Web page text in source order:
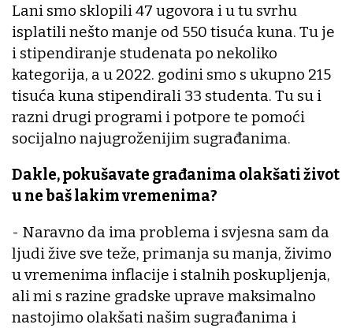
Lani smo sklopili 47 ugovora i u tu svrhu
isplatili nešto manje od 550 tisuća kuna. Tu je
i stipendiranje studenata po nekoliko
kategorija, a u 2022. godini smo s ukupno 215
tisuća kuna stipendirali 33 studenta. Tu su i
razni drugi programi i potpore te pomoći
socijalno najugroženijim sugrađanima.
Dakle, pokušavate građanima olakšati život
u ne baš lakim vremenima?
- Naravno da ima problema i svjesna sam da
ljudi žive sve teže, primanja su manja, živimo
u vremenima inflacije i stalnih poskupljenja,
ali mi s razine gradske uprave maksimalno
nastojimo olakšati našim sugrađanima i